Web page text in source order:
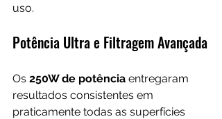
uso.
Potência Ultra e Filtragem Avançada
Os 250W de potência entregaram
resultados consistentes em
praticamente todas as superfícies